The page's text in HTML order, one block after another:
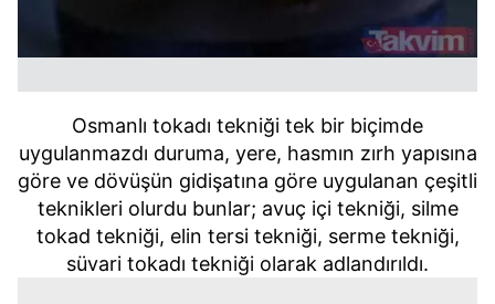
Osmanlı tokadı tekniği tek bir biçimde
uygulanmazdı duruma, yere, hasmın zırh yapısına
göre ve dövüşün gidişatına göre uygulanan çeşitli
teknikleri olurdu bunlar; avuç içi tekniği, silme
tokad tekniği, elin tersi tekniği, serme tekniği,
süvari tokadı tekniği olarak adlandırıldı.